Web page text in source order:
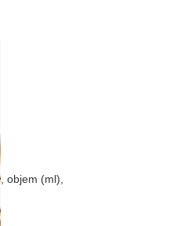
, objem (ml),